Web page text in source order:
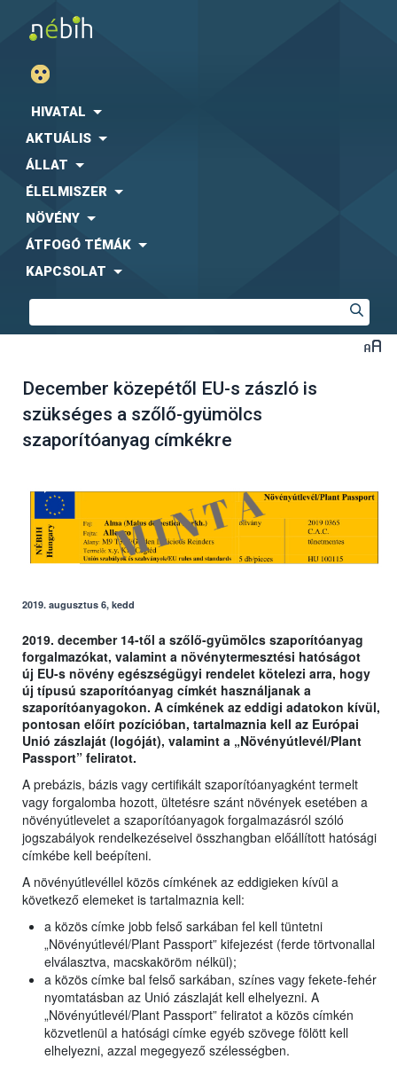
HIVATAL
AKTUÁLIS
ÁLLAT
ÉLELMISZER
NÖVÉNY
ÁTFOGÓ TÉMÁK
KAPCSOLAT
December közepétől EU-s zászló is
szükséges a szőlő-gyümölcs
szaporítóanyag címkékre
2019. augusztus 6, kedd
2019. december 14-től a szőlő-gyümölcs szaporítóanyag
forgalmazókat, valamint a növénytermesztési hatóságot
új EU-s növény egészségügyi rendelet kötelezi arra, hogy
új típusú szaporítóanyag címkét használjanak a
szaporítóanyagokon. A címkének az eddigi adatokon kívül,
pontosan előírt pozícióban, tartalmaznia kell az Európai
Unió zászlaját (logóját), valamint a „Növényútlevél/Plant
Passport” feliratot.
A prebázis, bázis vagy certifikált szaporítóanyagként termelt
vagy forgalomba hozott, ültetésre szánt növények esetében a
növényútlevelet a szaporítóanyagok forgalmazásról szóló
jogszabályok rendelkezéseivel összhangban előállított hatósági
címkébe kell beépíteni.
A növényútlevéllel közös címkének az eddigieken kívül a
következő elemeket is tartalmaznia kell:
a közös címke jobb felső sarkában fel kell tüntetni
„Növényútlevél/Plant Passport” kifejezést (ferde törtvonallal
elválasztva, macskaköröm nélkül);
a közös címke bal felső sarkában, színes vagy fekete-fehér
nyomtatásban az Unió zászlaját kell elhelyezni. A
„Növényútlevél/Plant Passport” feliratot a közös címkén
közvetlenül a hatósági címke egyéb szövege fölött kell
elhelyezni, azzal megegyező szélességben.